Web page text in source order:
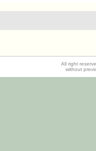
All right
without